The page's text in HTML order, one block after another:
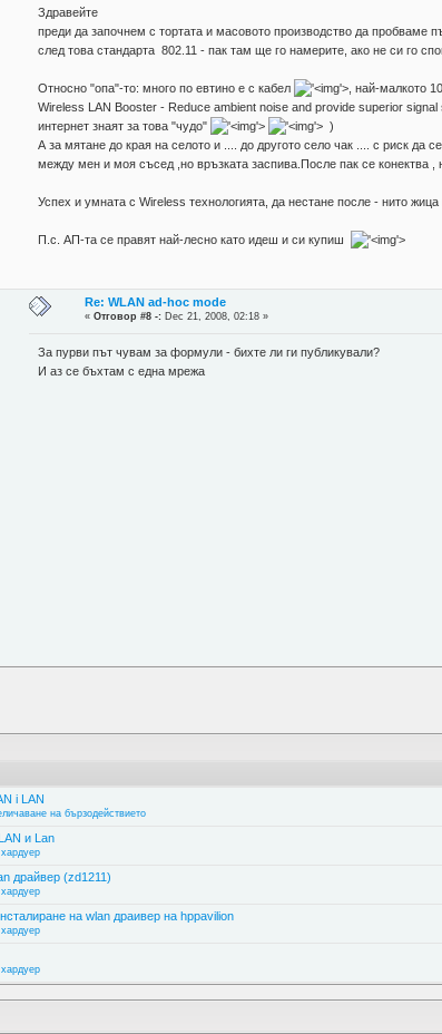
Здравейте
преди да започнем с тортата и масовото производство да пробваме
след това стандарта 802.11 - пак там ще го намерите, ако не си го
Относно "опа"-то: много по евтино е с кабел '>, най-малкото
Wireless LAN Booster - Reduce ambient noise and provide superior
интернет знаят за това "чудо"
'> '> )
А за мятане до края на селото и .... до другото село чак .... с риск
между мен и моя съсед ,но връзката заспива.После пак се конектва
Успех и умната с Wireless технологията, да нестане после - нито
П.с. АП-та се правят най-лесно като идеш и си купиш '>
Re: WLAN ad-hoc mode
«Отговор #8 -: Dec 21, 2008, 02:18 »
За пурви път чувам за формули - бихте ли ги публикували?
И аз се бъхтам с една мрежа
i LAN
на бързодействието
и Lan
драйвер (zd1211)
на wlan драивер на hppavilion